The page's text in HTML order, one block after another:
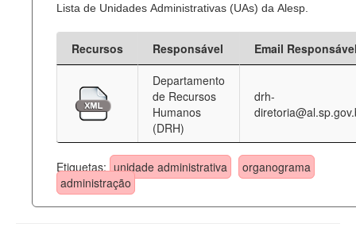
Lista de Unidades Administrativas (UAs) da Alesp.
Recursos Responsável
Email
Departamento
de Recursos
Humanos
(DRH)
drh-
Etiquetas: unidade administrativa
organograma
administração